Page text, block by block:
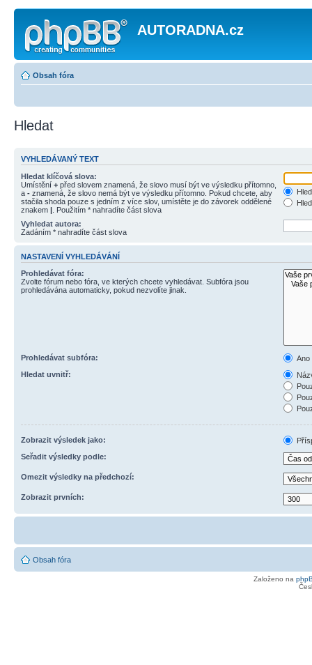
AUTORADNA.cz
Obsah fóra
Hledat
VYHLEDÁVANÝ TEXT
Hledat klíčová slova:
Umístění + před slovem znamená, že slovo musí být ve výsledku přítomno,
a - znamená, že slovo nemá být ve výsledku přítomno. Pokud chcete, aby
stačila shoda pouze s jedním z více slov, umístěte je do závorek oddělené
znakem | . Použitím * nahradíte část slova
Vyhledat autora:
Zadáním * nahradíte část slova
NASTAVENÍ VYHLEDÁVÁNÍ
Prohledávat fóra:
Zvolte fórum nebo fóra, ve kterých chcete vyhledávat. Subfóra jsou
prohledávána automaticky, pokud nezvolíte jinak.
Prohledávat subfóra:
Ano
Hledat uvnitř:
Zobrazit výsledek jako:
Seřadit výsledky podle:
Omezit výsledky na předchozí:
Zobrazit prvních:
Obsah fóra
Založeno na